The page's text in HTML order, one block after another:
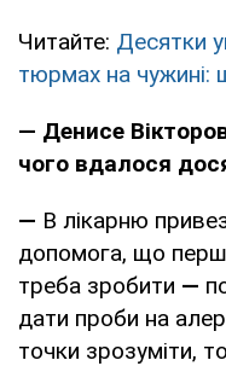
Читайте: Десятки
тюрмах на чужині:
— Денисе
чого вдалося
— В лікарню
допомога, що
треба зробити —
дати проби на
точки зрозуміти,